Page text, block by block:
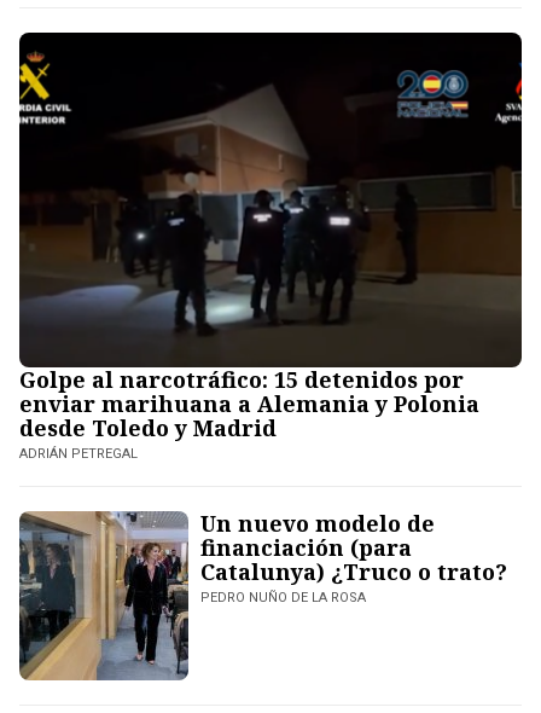
Golpe al narcotráfico: 15 detenidos por
enviar marihuana a Alemania y Polonia
desde Toledo y Madrid
ADRIÁN PETREGAL
Un nuevo modelo de
financiación (para
Catalunya) ¿Truco o trato?
PEDRO NUÑO DE LA ROSA